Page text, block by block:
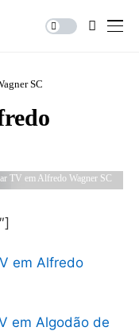
SC
TV em Alfredo Wagner SC
em Alfredo
em Algodão de